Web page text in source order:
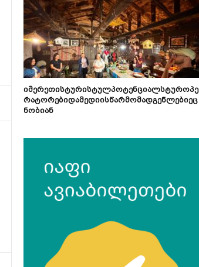
იმერეთისტურისტულპოტენციალსტუროპე
რატორებიდამედიისწარმომადგენლებიეც
ნობიან